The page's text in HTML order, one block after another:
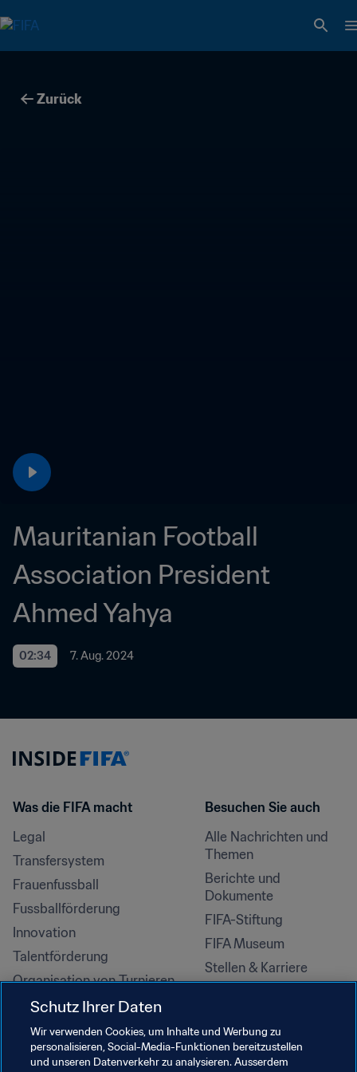
Zurück
Mauritanian Football
Association President
Ahmed Yahya
02:34 7. Aug. 2024
Was die FIFA macht
Legal
Transfersystem
Frauenfussball
Fussballförderung
Innovation
Talentförderung
Organisation von Turnieren
Nachhaltigkeit
Menschenrechte und
Antidiskriminierung
Besuchen Sie auch
Alle Nachrichten und
Themen
Berichte und
Dokumente
FIFA-Stiftung
FIFA Museum
Stellen & Karriere
Schutz Ihrer Daten
Wir verwenden Cookies, um Inhalte und Werbung zu
personalisieren, Social-Media-Funktionen bereitzustellen
und unseren Datenverkehr zu analysieren. Ausserdem